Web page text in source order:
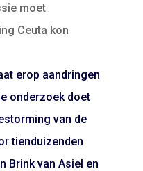
moet
Ceuta kon
erop aandringen
onderzoek doet
van de
tienduizenden
Brink van Asiel en